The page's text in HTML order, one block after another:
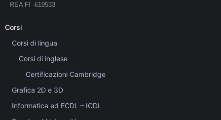
REA FI -619533
Corsi
Corsi di lingua
Corsi di inglese
Certificazioni Cambridge
Grafica 2D e 3D
Informatica ed ECDL – ICDL